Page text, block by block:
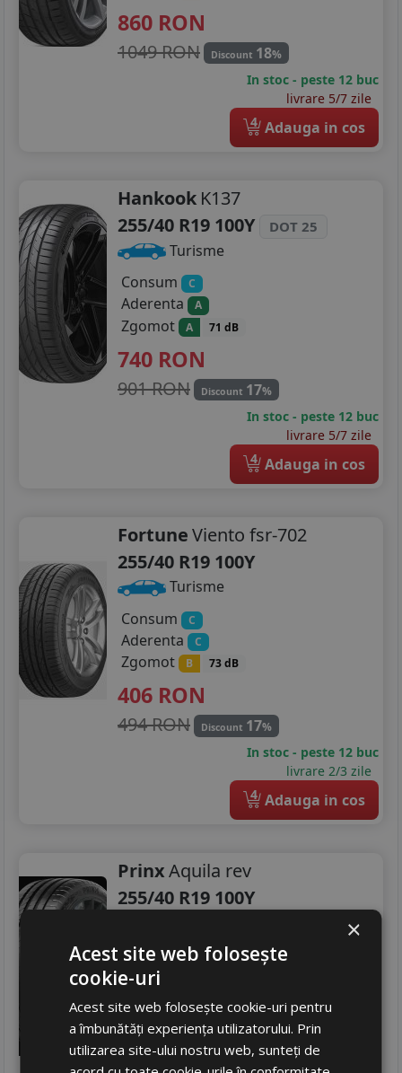
860 RON
1049 RON Discount 18%
In stoc - peste 12 buc
livrare 5/7 zile
4 Adauga in cos
Hankook K137
255/40 R19 100Y
DOT 25
Turisme
Consum
C
Aderenta A
Zgomot A 71 dB
740 RON
901 RON Discount 17%
In stoc - peste 12 buc
livrare 5/7 zile
4 Adauga in cos
FortuneViento fsr-702
255/40 R19 100Y
Turisme
Consum
C
Aderenta C
Zgomot B 73 dB
406 RON
494 RON Discount 17%
In stoc - peste 12 buc
livrare 2/3 zile
4 Adauga in cos
PrinxAquila rev
255/40 R19 100Y
Consum C
Aderenta
Zgomot 73 dB
439RON
482 RON Discount 8
×
Acest site web folosește
cookie-uri
Acest site web folosește cookie-uri pentru
a îmbunătăți experiența utilizatorului. Prin
utilizarea site-ului nostru web, sunteți de